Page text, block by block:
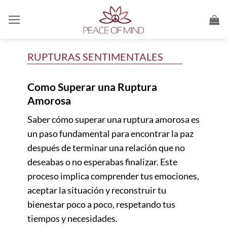
RUPTURAS SENTIMENTALES
Como Superar una Ruptura
Amorosa
Saber cómo superar una ruptura amorosa es
un paso fundamental para encontrar la paz
después de terminar una relación que no
deseabas o no esperabas finalizar. Este
proceso implica comprender tus emociones,
aceptar la situación y reconstruir tu
bienestar poco a poco, respetando tus
tiempos y necesidades.